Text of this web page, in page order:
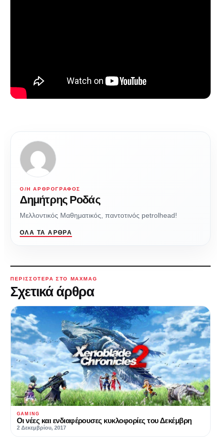
Ο/Η ΑΡΘΡΟΓΡΆΦΟΣ
Δημήτρης Ροδάς
Μελλοντικός Μαθηματικός, παντοτινός petrolhead!
ΌΛΑ ΤΑ ΆΡΘΡΑ
ΠΕΡΙΣΣΌΤΕΡΑ ΣΤΟ MAXMAG
Σχετικά άρθρα
GAMING
Οι νέες και ενδιαφέρουσες κυκλοφορίες του Δεκέμβρη
2 Δεκεμβρίου, 2017